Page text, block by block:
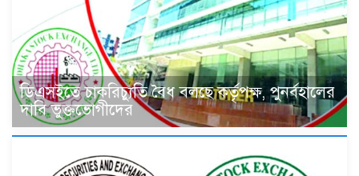
ডিএসইতে চাকরিচ্যুতি বৈধ বলছে কর্তৃপক্ষ, পুনর্বহালের
দাবি ভুক্তভোগীদের